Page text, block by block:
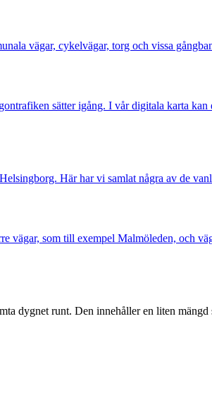
vägar, cykelvägar, torg och vissa
sätter igång. I vår digitala karta
Här har vi samlat några av de
vägar, som till exempel Malmöleden, och
dygnet runt. Den innehåller en liten